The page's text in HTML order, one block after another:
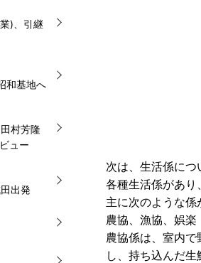
)、引継
和基地へ
村芳隆
ュー
出発
次は、生活係につ
各種生活係があり
主に次のような係
農協、漁協、娯楽
農協係は、室内
し、持ち込んだ